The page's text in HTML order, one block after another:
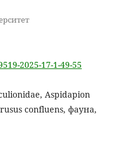
2025-17-1-49-55
Aspidapion
confluens, фауна,